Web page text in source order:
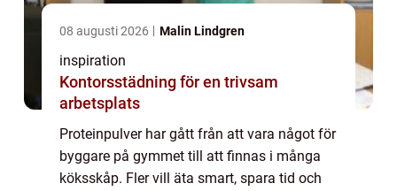
08 augusti 2026 Malin Lindgren
inspiration
Kontorsstädning för en trivsam
arbetsplats
Proteinpulver har gått från att vara något för
byggare på gymmet till att finnas i många
köksskåp. Fler vill äta smart, spara tid och